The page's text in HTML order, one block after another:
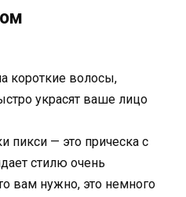
пикси — это прическа с
стилю очень
вам нужно, это немного